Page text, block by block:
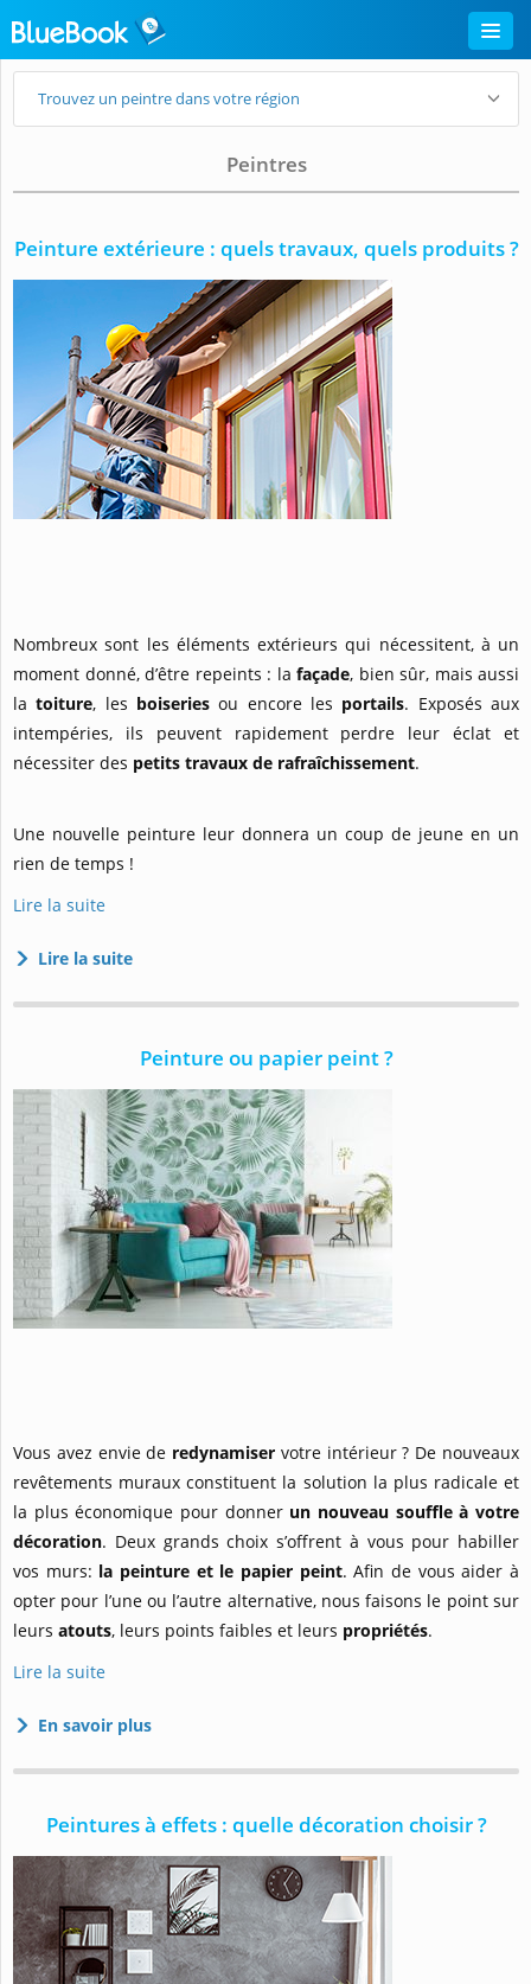
Trouvez un peintre dans votre région
Peintres
Peinture extérieure : quels travaux, quels produits ?
Nombreux sont les éléments extérieurs qui nécessitent, à un
moment donné, d’être repeints : la façade, bien sûr, mais aussi
latoiture, les boiseriesou encore les portails. Exposés aux
intempéries, ils peuvent rapidement perdre leur éclat et
nécessiter des petits travaux de rafraîchissement.
Une nouvelle peinture leur donnera un coup de jeune en un
rien de temps !
Lire la suite
Lire la suite
Peinture ou papier peint ?
Vous avez envie de redynamiser votre intérieur ? De nouveaux
revêtements muraux constituent la solution la plus radicale et
la plus économique pour donner un nouveau souffle à votre
décoration. Deux grands choix s’offrent à vous pour habiller
vos murs: la peinture et le papier peint. Afin de vous aider à
opter pour l’une ou l’autre alternative, nous faisons le point sur
leurs atouts, leurs points faibles et leurs propriétés.
Lire la suite
En savoir plus
Peintures à effets : quelle décoration choisir ?